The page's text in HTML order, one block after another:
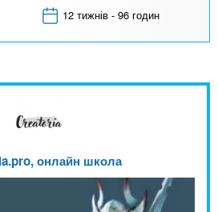
12 тижнів - 96 годин
онлайн школа